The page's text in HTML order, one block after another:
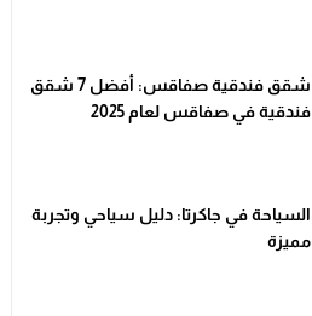
شقق فندقية صفاقس: أفضل 7 شقق
فندقية في صفاقس لعام 2025
السياحة في جاكرتا: دليل سياحي وتجربة
مميزة